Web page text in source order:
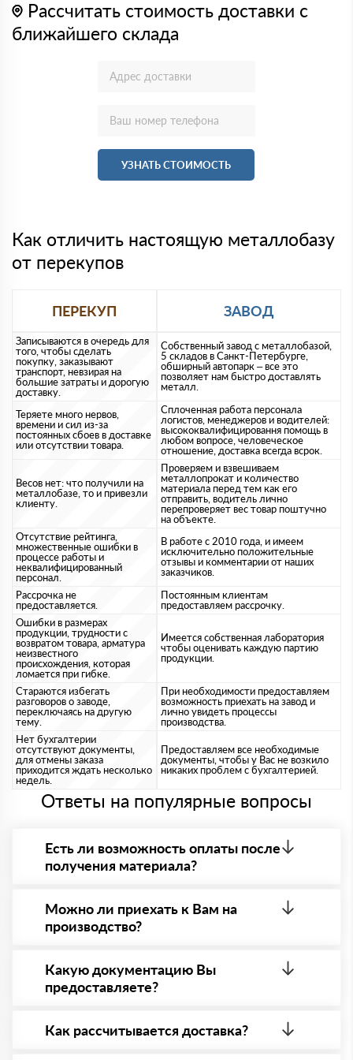
Рассчитать стоимость доставки с
ближайшего склада
УЗНАТЬ СТОИМОСТЬ
Как отличить настоящую металлобазу
от перекупов
ПЕРЕКУП ЗАВОД
Записываются в очередь для
того, чтобы сделать
покупку, заказывают
транспорт, невзирая на
большие затраты и дорогую
доставку.
Собственный завод с металлобазой,
5 складов в Санкт-Петербурге,
обширный автопарк – все это
позволяет нам быстро доставлять
металл.
Теряете много нервов,
времени и сил из-за
постоянных сбоев в доставке
или отсутствии товара.
Сплоченная работа персонала
логистов, менеджеров и водителей:
высококвалифицировання помощь в
любом вопросе, человеческое
отношение, доставка всегда всрок.
Весов нет: что получили на
металлобазе, то и привезли
клиенту.
Проверяем и взвешиваем
металлопрокат и количество
материала перед тем как его
отправить, водитель лично
перепроверяет вес товар поштучно
на объекте.
Отсутствие рейтинга,
множественные ошибки в
процессе работы и
неквалифицированный
персонал.
В работе с 2010 года, и имеем
исключительно положительные
отзывы и комментарии от наших
заказчиков.
Рассрочка не
предоставляется.
Постоянным клиентам
предоставляем рассрочку.
Ошибки в размерах
продукции, трудности с
возвратом товара, арматура
неизвестного
происхождения, которая
ломается при гибке.
Имеется собственная лаборатория
чтобы оценивать каждую партию
продукции.
Стараются избегать
разговоров о заводе,
переключаясь на другую
тему.
При необходимости предоставляем
возможность приехать на завод и
лично увидеть процессы
производства.
Нет бухгалтерии
отсутствуют документы,
для отмены заказа
приходится ждать несколько
недель.
Предоставляем все необходимые
документы, чтобы у Вас не возкило
никаких проблем с бухгалтерией.
Ответы на популярные вопросы
Есть ли возможность оплаты после
получения материала?
- оплата по факту получения товара. При этом,
если доставленный товар был ненадлежащего
качества, то Вы в праве от него отказаться.
Можно ли приехать к Вам на
производство?
площадке. Всё покажем, расскажем, пройдем
любые проверки на качество материала.
Обязательна предварительная запись по номеру
Какую документацию Вы
предоставляете?
все сертификаты и паспорта качества, а также
товарно-транспортную накладную.
Как рассчитывается доставка?